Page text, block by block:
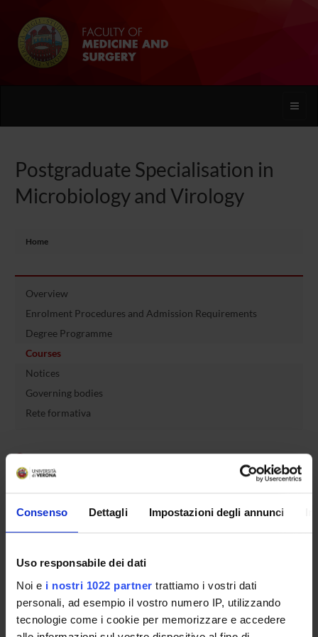
Consenso Dettagli Impostazioni degli annunci
Uso responsabile dei dati
Noi e i nostri 1022 partner trattiamo i vostri dati
personali, ad esempio il vostro numero IP, utilizzando
tecnologie come i cookie per memorizzare e accedere
Toggle
Postgraduate Specialisation in
Microbiology and Virology
Home
Overview
Enrolment Procedures and Admission Requirements
Degree Programme
Courses
Notices
Governing bodies
Rete formativa
International Students
OFFERTA FORMATIVA
CORSI DI LAUREA MAGISTRALE